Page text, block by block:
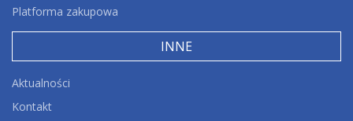
Platforma zakupowa
INNE
Aktualności
Kontakt